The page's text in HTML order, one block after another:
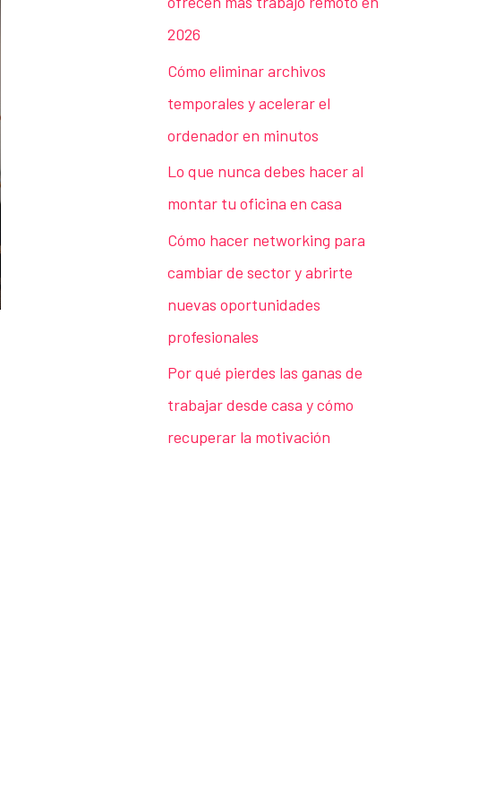
2026
Cómo eliminar archivos
temporales y acelerar el
ordenador en minutos
Lo que nunca debes hacer al
montar tu oficina en casa
Cómo hacer networking para
cambiar de sector y abrirte
nuevas oportunidades
profesionales
Por qué pierdes las ganas de
trabajar desde casa y cómo
recuperar la motivación